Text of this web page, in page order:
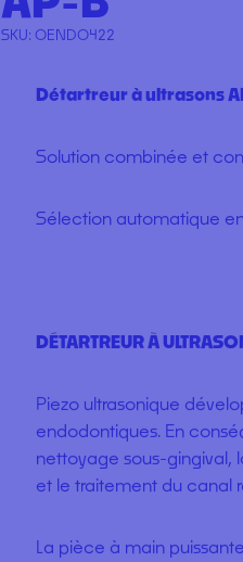
SKU: OENDO422
Détartreur à ultrasons
Solution combinée et
Sélection automatique
DÉTARTREUR À
Piezo ultrasonique
endodontiques. En
nettoyage sous-gingival,
et le traitement du canal
La pièce à main